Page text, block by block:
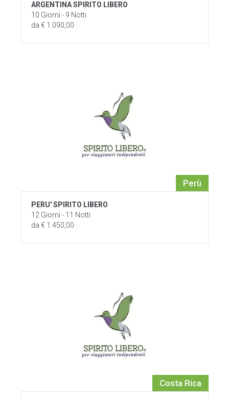
ARGENTINA SPIRITO LIBERO
10 Giorni - 9 Notti
da € 1.090,00
Perù
PERU' SPIRITO LIBERO
12 Giorni - 11 Notti
da € 1.450,00
Costa Rica